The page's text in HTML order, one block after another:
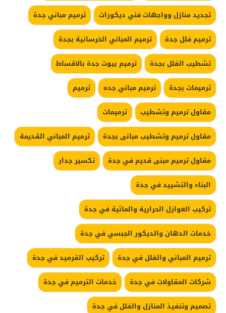
تجديد منازل وواجهات فني ديكورات
ترميم مباني جدة
ترميم فلل جدة
ترميم المباني الخرسانية بجدة
تشطيب الفلل بجدة
ترميم بيوت جدة بالاقساط
ترميمات بجدة
ترميم مباني جده
ترميم
مقاول ترميم وتشطيب
ترميمات
مقاول ترميم وتشطيب مبانى بجدة
ترميم المباني القديمة
مقاول ترميم مبنى قديم في جدة
تكسير جدار
البناء والتشييد في جدة
تركيب العوازل الحرارية والمائية في جدة
خدمات الدهان والديكور الجبسي في جدة
ترميم المباني والفلل في جدة
تركيب القرميد في جدة
شركات المقاولات في جدة
خدمات الترميم في جدة
تصميم وتنفيذ المنازل والفلل في جدة